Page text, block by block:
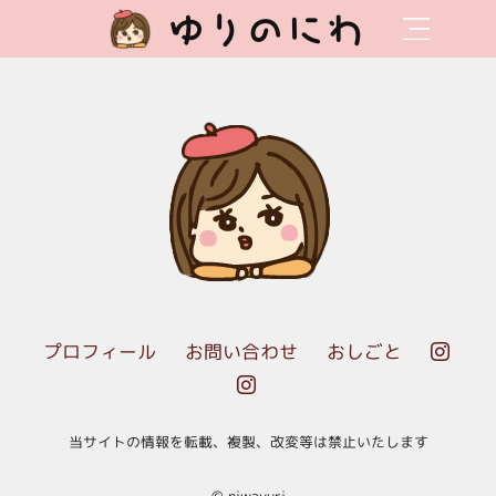
ゆりのにわ
プロフィール お問い合わせ おしごと


当サイトの情報を転載、複製、改変等は禁止いたします